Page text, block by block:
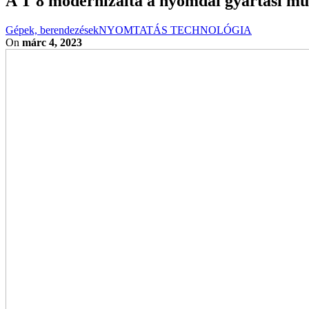
Gépek, berendezésekNYOMTATÁS TECHNOLÓGIA
On márc 4, 2023